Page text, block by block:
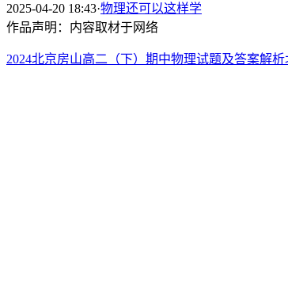
2025-04-20 18:43·物理还可以这样学
作品声明：内容取材于网络
2024北京房山高二（下）期中物理试题及答案解